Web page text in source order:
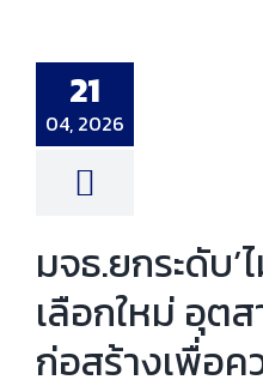
21
04, 2026
รมก่อสร้างเพื่อ
ามยั่งยืน
ความสำเร็จ งาน
ศิษย์เก่า
มจธ.ยกระดับ’
เลือกใหม่ อุต
ก่อสร้างเพื่อ